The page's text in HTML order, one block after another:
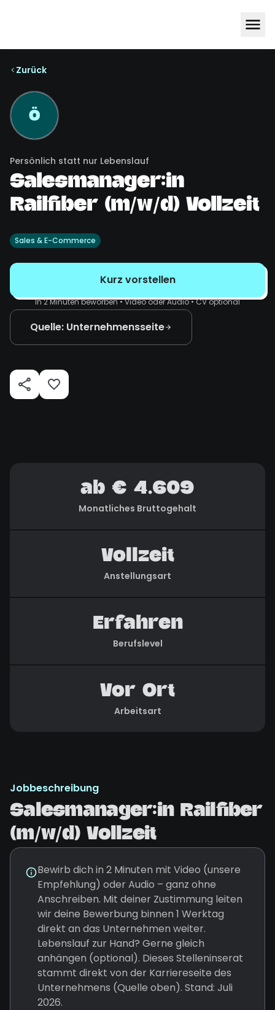
Zurück
Ö
Persönlich statt nur Lebenslauf
Salesmanager:in
Railfiber (m/w/d) Vollzeit
Sales & E-Commerce
Kurz vorstellen
In 2 Minuten beworben • Video oder Audio • CV optional
Quelle: Unternehmensseite
ab € 4.609
Monatliches Bruttogehalt
Vollzeit
Anstellungsart
Erfahren
Berufslevel
Vor Ort
Arbeitsart
Jobbeschreibung
Salesmanager:in Railfiber
(m/w/d) Vollzeit
Bewirb dich in 2 Minuten mit Video (unsere
Empfehlung) oder Audio – ganz ohne
Anschreiben. Mit deiner Zustimmung leiten
wir deine Bewerbung binnen 1 Werktag
direkt an das Unternehmen weiter.
Lebenslauf zur Hand? Gerne gleich
anhängen (optional). Dieses Stelleninserat
stammt direkt von der Karriereseite des
Unternehmens (Quelle oben). Stand: Juli
2026.